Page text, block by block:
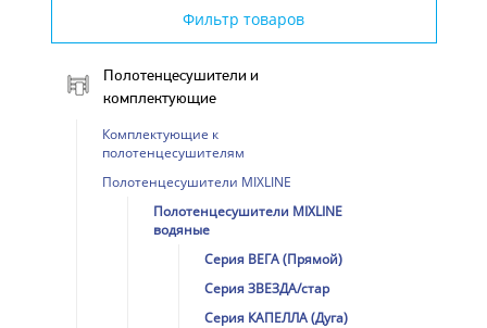
Фильтр товаров
Полотенцесушители и
комплектующие
Комплектующие к
полотенцесушителям
Полотенцесушители MIXLINE
Полотенцесушители MIXLINE
водяные
Серия ВЕГА (Прямой)
Серия ЗВЕЗДА/стар
Серия КАПЕЛЛА (Дуга)